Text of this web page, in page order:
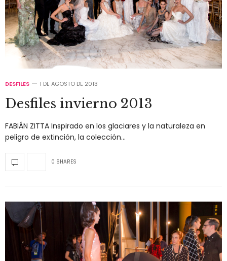
DESFILES 1 DE AGOSTO DE 2013
Desfiles invierno 2013
FABIÁN ZITTA Inspirado en los glaciares y la naturaleza en
peligro de extinción, la colección…
0 SHARES